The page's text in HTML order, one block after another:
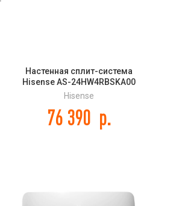
Настенная сплит-система
Hisense AS-24HW4RBSKA00
CITY 2.0 Classic A
Hisense
76 390 р.